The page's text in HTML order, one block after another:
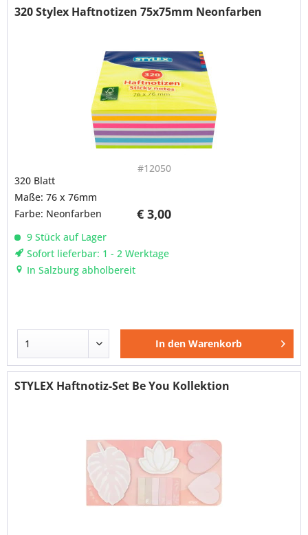
320 Stylex Haftnotizen 75x75mm Neonfarben
#12050
€ 3,00
320 Blatt
Maße: 76 x 76mm
Farbe: Neonfarben
9 Stück auf Lager
Sofort lieferbar: 1 - 2 Werktage
In Salzburg abholbereit
In den Warenkorb
STYLEX Haftnotiz-Set Be You Kollektion